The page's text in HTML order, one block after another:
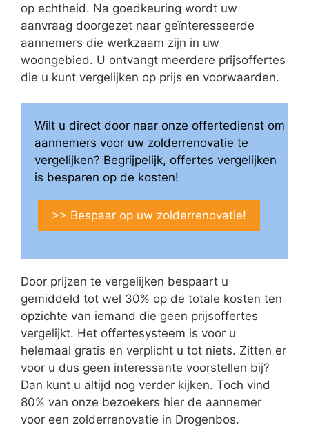
op echtheid. Na goedkeuring wordt uw
aanvraag doorgezet naar geïnteresseerde
aannemers die werkzaam zijn in uw
woongebied. U ontvangt meerdere prijsoffertes
die u kunt vergelijken op prijs en voorwaarden.
Wilt u direct door naar onze offertedienst om
aannemers voor uw zolderrenovatie te
vergelijken? Begrijpelijk, offertes vergelijken
is besparen op de kosten!
>> Bespaar op uw zolderrenovatie!
Door prijzen te vergelijken bespaart u
gemiddeld tot wel 30% op de totale kosten ten
opzichte van iemand die geen prijsoffertes
vergelijkt. Het offertesysteem is voor u
helemaal gratis en verplicht u tot niets. Zitten er
voor u dus geen interessante voorstellen bij?
Dan kunt u altijd nog verder kijken. Toch vind
80% van onze bezoekers hier de aannemer
voor een zolderrenovatie in Drogenbos.